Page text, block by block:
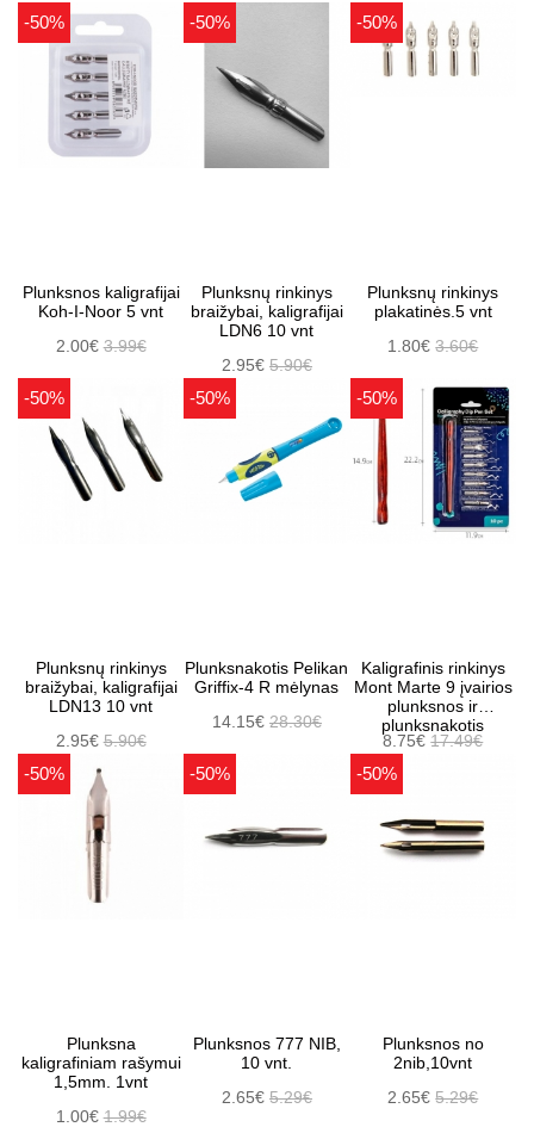
-50%
Plunksnos kaligrafijai
Koh-I-Noor 5 vnt
2.00€3.99€
-50%
Plunksnų rinkinys
braižybai, kaligrafijai
LDN6 10 vnt
2.95€ 5.90€
-50%
Plunksnų rinkinys
plakatinės.5 vnt
1.80€3.60€
-50%
Plunksnų rinkinys
braižybai, kaligrafijai
LDN13 10 vnt
2.95€5.90€
-50%
Plunksnakotis Pelikan
Griffix-4 R mėlynas
14.15€ 28.30€
-50%
Kaligrafinis rinkinys
Mont Marte 9 įvairios
plunksnos ir
plunksnakotis
8.75€17.49€
-50%
Plunksna
kaligrafiniam rašymui
1,5mm. 1vnt
1.00€1.99€
-50%
Plunksnos 777 NIB,
10 vnt.
2.65€ 5.29€
-50%
Plunksnos no
2nib,10vnt
2.65€5.29€